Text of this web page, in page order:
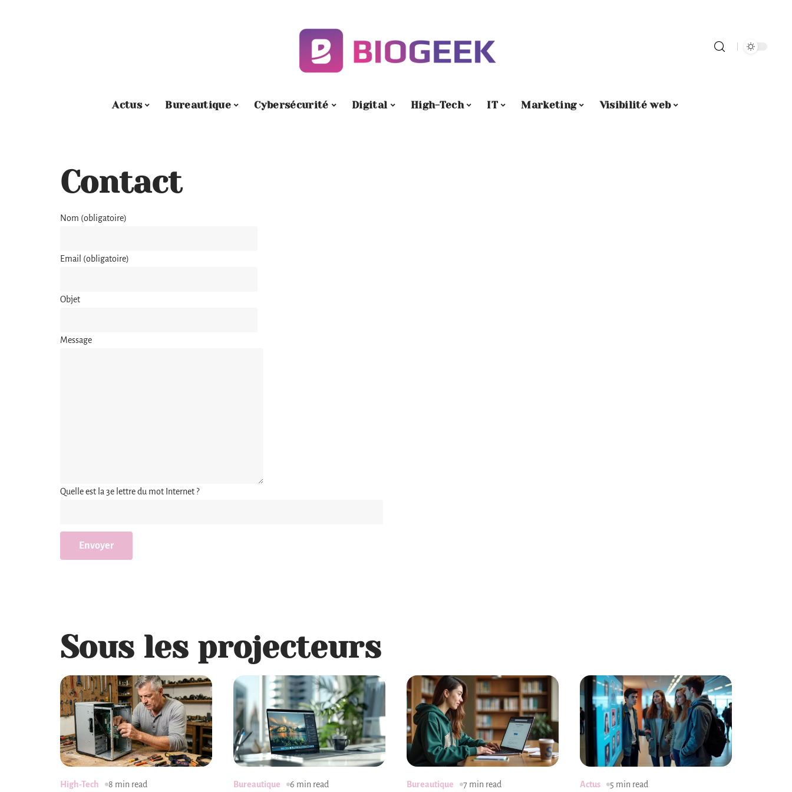
Actus Bureautique Cybersécurité Digital High-Tech IT Marketing Visibilité web
Contact
Nom (obligatoire)
Email (obligatoire)
Objet
Message
Quelle est la 3e lettre du mot Internet ?
Sous les projecteurs
High-Tech 8 min read Bureautique 6 min read Bureautique 7 min read Actus 5 min read